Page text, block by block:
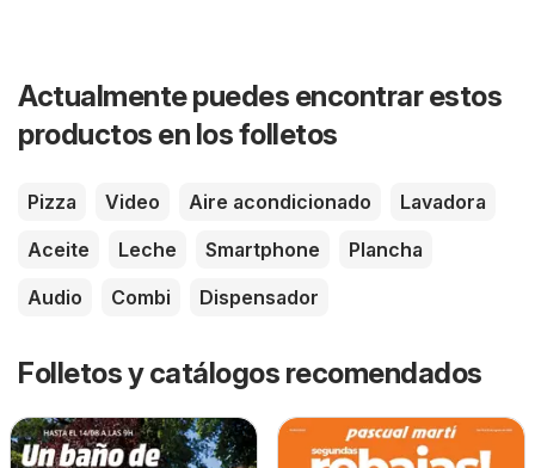
Actualmente puedes encontrar estos
productos en los folletos
Pizza Video Aire acondicionado
Lavadora
Aceite
Leche Smartphone
Plancha
Audio
Combi Dispensador
Folletos y catálogos recomendados